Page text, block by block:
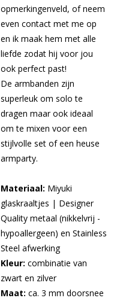
opmerkingenveld, of neem
even contact met me op
en ik maak hem met alle
liefde zodat hij voor jou
ook perfect past!
De armbanden zijn
superleuk om solo te
dragen maar ook ideaal
om te mixen voor een
stijlvolle set of een heuse
armparty.
Materiaal: Miyuki
glaskraaltjes | Designer
Quality metaal (nikkelvrij -
hypoallergeen) en Stainless
Steel afwerking
Kleur: combinatie van
zwart en zilver
Maat: ca. 3 mm doorsnee